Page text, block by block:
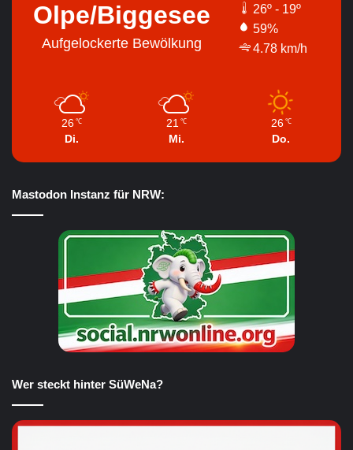
Olpe/Biggesee
Aufgelockerte Bewölkung
26º - 19º
59%
4.78 km/h
26 ℃
Di.
21 ℃
Mi.
26 ℃
Do.
Mastodon Instanz für NRW:
Wer steckt hinter SüWeNa?